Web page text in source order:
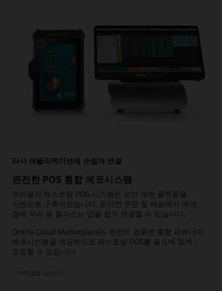
타사 애플리케이션에 손쉽게 연결
완전한 POS 통합 에코시스템
오라클의 레스토랑 POS 시스템은 보안 개방 플랫폼을
기반으로 구축되었습니다. 온라인 주문 및 배송에서 예약,
결제 처리 등 즐겨쓰는 앱을 쉽게 연결할 수 있습니다.
Oracle Cloud Marketplace는 완전히 검증된 통합 파트너의
에코시스템을 제공하므로 레스토랑 POS를 필요에 맞게
조정할 수 있습니다.
POS 통합 살펴보기